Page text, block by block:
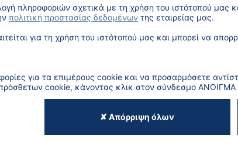
ΠΟΛΙΤΙΚΉ ΕΝΆΝΤΙΑ ΣΤΗΝ
ΤΟΞΙΚΌΤΗΤΑ
IMPRESSUM
ΑΠΟΡΡΉΤΟΥ